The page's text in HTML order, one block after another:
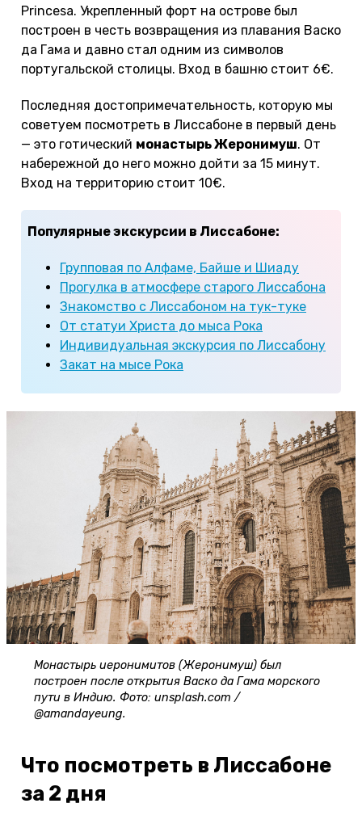
Princesa. Укрепленный форт на острове был
построен в честь возвращения из плавания Васко
да Гама и давно стал одним из символов
португальской столицы. Вход в башню стоит 6€.
Последняя достопримечательность, которую мы
советуем посмотреть в Лиссабоне в первый день
— это готический монастырь Жеронимуш. От
набережной до него можно дойти за 15 минут.
Вход на территорию стоит 10€.
Популярные экскурсии в Лиссабоне:
Групповая по Алфаме, Байше и Шиаду
Прогулка в атмосфере старого Лиссабона
Знакомство с Лиссабоном на тук-туке
От статуи Христа до мыса Рока
Индивидуальная экскурсия по Лиссабону
Закат на мысе Рока
Монастырь иеронимитов (Жеронимуш) был
построен после открытия Васко да Гама морского
пути в Индию. Фото: unsplash.com /
@amandayeung.
Что посмотреть в Лиссабоне
за 2 дня